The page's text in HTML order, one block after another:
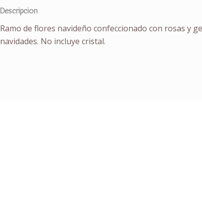
Descripción
Ramo de flores navideño confeccionado con rosas y
navidades. No incluye cristal.